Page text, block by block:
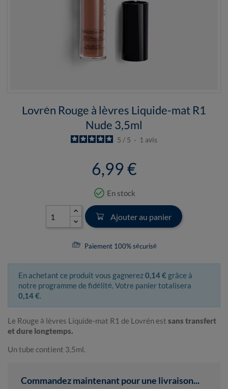
Lovrén Rouge à lèvres Liquide-mat R1
Nude 3,5ml
5 / 5 - 1 avis
6,99 €
check_circle_outline En stock
Ajouter au panier
Paiement 100% sécurisé
En achetant ce produit vous gagnerez0,14 € grâce à
notre programme de fidélité. Votre panier totalisera
0,14 €.
Le Rouge à lèvres Liquide-mat R1 de Lovrén est sans transfert
et dure longtemps.
Un tube contient 3,5ml.
Commandez maintenant pour une livraison...